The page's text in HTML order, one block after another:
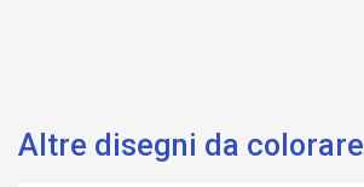
Altre disegni da colorare